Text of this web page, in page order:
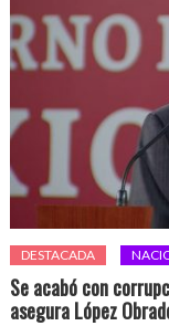
DESTACADA
Se acabó con
asegura López